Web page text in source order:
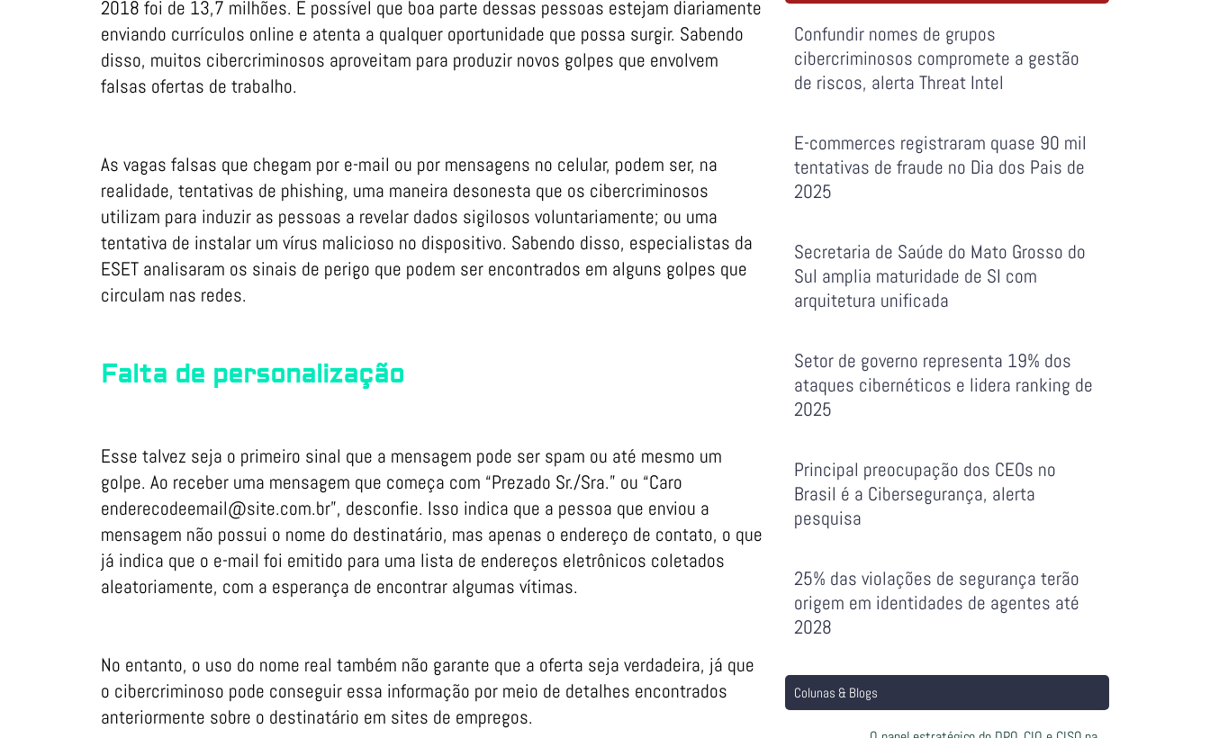
2018 foi de 13,7 milhões. É possível que boa parte dessas pessoas estejam diariamente
enviando currículos online e atenta a qualquer oportunidade que possa surgir. Sabendo
disso, muitos cibercriminosos aproveitam para produzir novos golpes que envolvem
falsas ofertas de trabalho.
As vagas falsas que chegam por e-mail ou por mensagens no celular, podem ser, na
realidade, tentativas de phishing, uma maneira desonesta que os cibercriminosos
utilizam para induzir as pessoas a revelar dados sigilosos voluntariamente; ou uma
tentativa de instalar um vírus malicioso no dispositivo. Sabendo disso, especialistas da
ESET analisaram os sinais de perigo que podem ser encontrados em alguns golpes que
circulam nas redes.
Falta de personalização
Esse talvez seja o primeiro sinal que a mensagem pode ser spam ou até mesmo um
golpe. Ao receber uma mensagem que começa com “Prezado Sr./Sra.” ou “Caro
enderecodeemail@site.com.br”, desconfie. Isso indica que a pessoa que enviou a
mensagem não possui o nome do destinatário, mas apenas o endereço de contato, o que
já indica que o e-mail foi emitido para uma lista de endereços eletrônicos coletados
aleatoriamente, com a esperança de encontrar algumas vítimas.
No entanto, o uso do nome real também não garante que a oferta seja verdadeira, já que
o cibercriminoso pode conseguir essa informação por meio de detalhes encontrados
anteriormente sobre o destinatário em sites de empregos.
Confundir nomes de grupos
cibercriminosos compromete a gestão
de riscos, alerta Threat Intel
E-commerces registraram quase 90 mil
tentativas de fraude no Dia dos Pais de
2025
Secretaria de Saúde do Mato Grosso do
Sul amplia maturidade de SI com
arquitetura unificada
Setor de governo representa 19% dos
ataques cibernéticos e lidera ranking de
2025
Principal preocupação dos CEOs no
Brasil é a Cibersegurança, alerta
pesquisa
25% das violações de segurança terão
origem em identidades de agentes até
2028
Colunas & Blogs